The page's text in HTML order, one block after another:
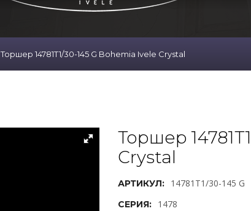
Торшер 14781T1/30-145 G Bohemia Ivele Crystal
Торшер
Crystal
АРТИКУЛ: 14781T1/30-145 G
СЕРИЯ: 1478